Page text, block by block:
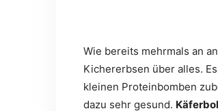
Wie bereits mehrmals an
Kichererbsen über alles.
kleinen Proteinbomben
dazu sehr gesund.